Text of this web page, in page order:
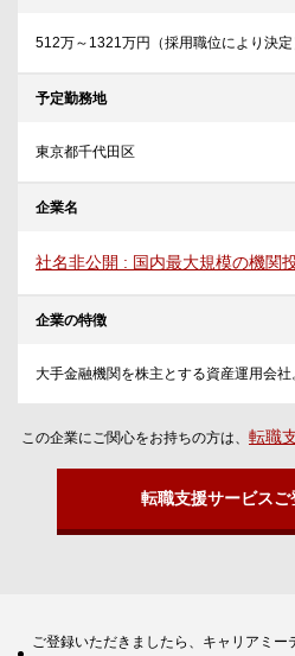
512万～1321万円（採用職位により決定
予定勤務地
東京都千代田区
企業名
社名非公開 : 国内最大規模の機関
企業の特徴
大手金融機関を株主とする資産運用会社
この企業にご関心をお持ちの方は、 転職
転職支援サービスご
ご登録いただきましたら、キャリアミ